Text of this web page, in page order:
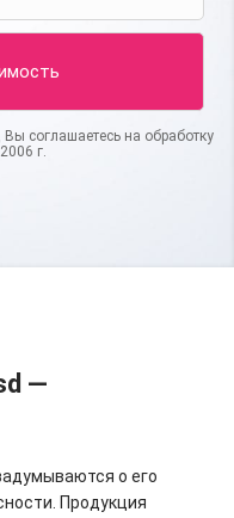
соглашаетесь на обработку
г.
—
о его
Продукция